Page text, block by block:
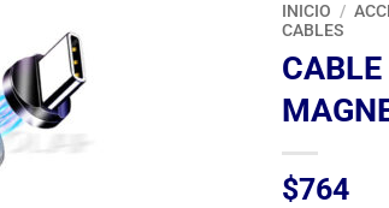
INICIO /
CABLES
$764